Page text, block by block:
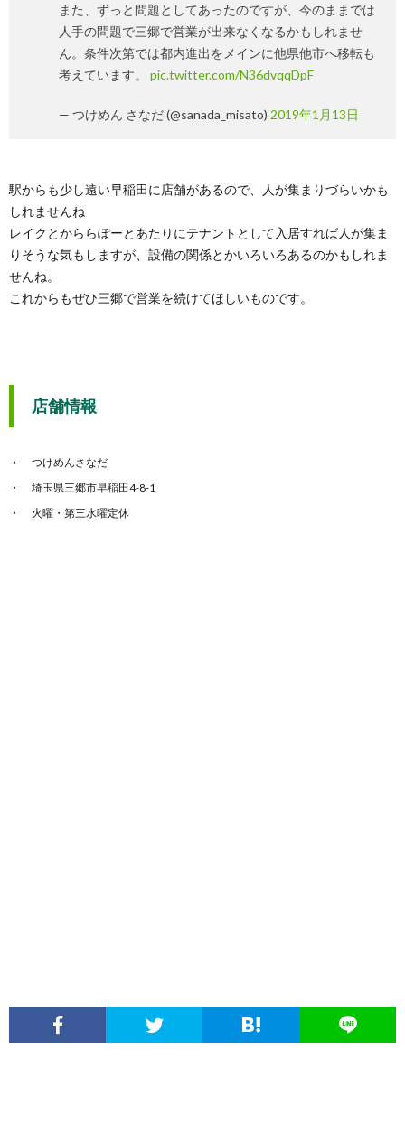
また、ずっと問題としてあったのですが、今のままでは
人手の問題で三郷で営業が出来なくなるかもしれませ
ん。条件次第では都内進出をメインに他県他市へ移転も
考えています。 pic.twitter.com/N36dvqqDpF
— つけめん さなだ (@sanada_misato) 2019年1月13日
駅からも少し遠い早稲田に店舗があるので、人が集まりづらいかも
しれませんね
レイクとかららぽーとあたりにテナントとして入居すれば人が集ま
りそうな気もしますが、設備の関係とかいろいろあるのかもしれま
せんね。
これからもぜひ三郷で営業を続けてほしいものです。
店舗情報
つけめんさなだ
埼玉県三郷市早稲田4-8-1
火曜・第三水曜定休